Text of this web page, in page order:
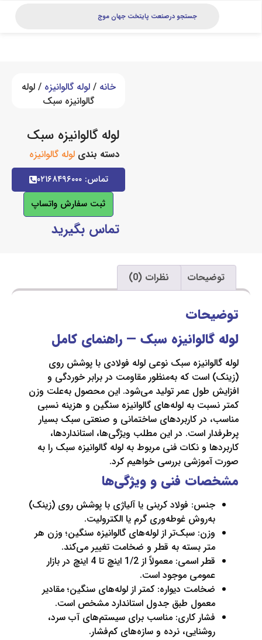
لوله گالوانیزه/ لوله
گالوانیزه سبک
لوله گالوانیزه سبک
لوله گالوانیزه
ثبت سفارش واتساپ
تماس بگیرید
نظرات (0)
سبک — راهنمای کامل
سبک نوعی لوله فولادی با پوشش روی
که به‌منظور مقاومت در برابر خوردگی و
طول عمر تولید می‌شود. این محصول به‌علت وزن
به لوله‌های گالوانیزه سنگین و هزینه نسبی
در کاربردهای ساختمانی و صنعتی سبک بسیار
است. در این مطلب ویژگی‌ها، استانداردها،
و نکات فنی مربوط به لوله گالوانیزه سبک را به
بررسی خواهیم کرد.
فنی و ویژگی‌ها
فولاد کربنی یا آلیاژی با پوشش روی (زینک)
غوطه‌وری گرم یا الکترولیت.
سبک‌تر از لوله‌های گالوانیزه سنگین؛ وزن هر
بسته به قطر و ضخامت تغییر می‌کند.
قطر اسمی: معمولاً از 1/2 اینچ تا 4 اینچ در بازار
موجود است.
دیواره: کمتر از لوله‌های سنگین؛ مقادیر
طبق جدول استاندارد مشخص است.
کاری: مناسب برای سیستم‌های آب سرد،
نرده و سازه‌های کم‌فشار.